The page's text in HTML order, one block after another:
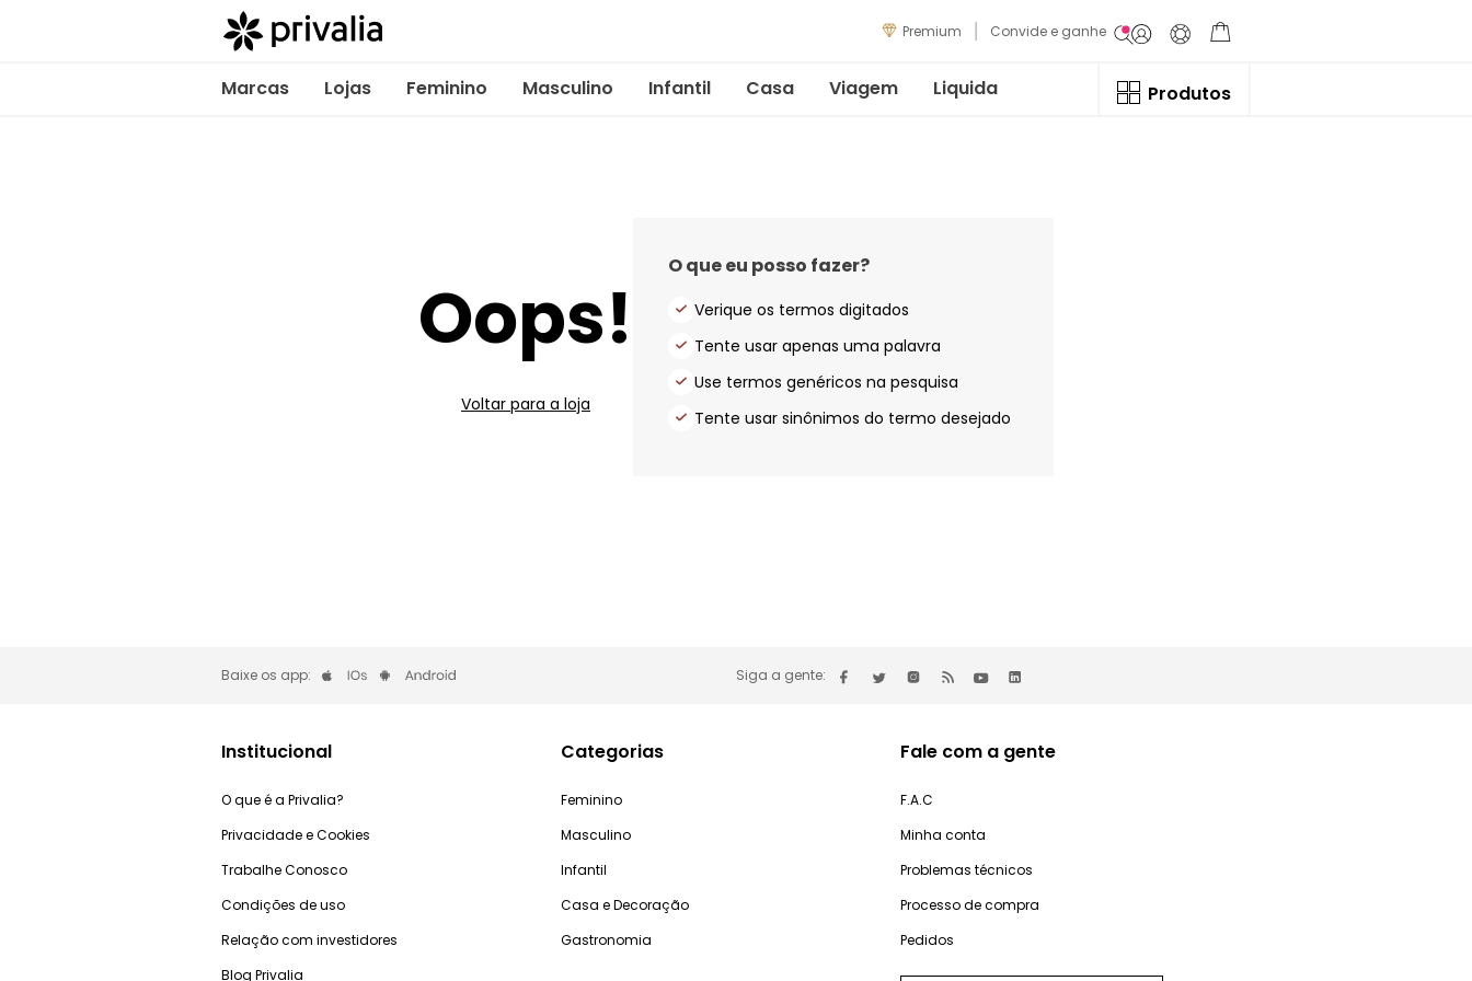
Premium Convide e ganhe
Marcas Lojas Feminino Masculino Infantil Casa Viagem Liquida Produtos
Oops!
Voltar para a loja
O que eu posso fazer?
Verique os termos digitados
Tente usar apenas uma palavra
Use termos genéricos na pesquisa
Tente usar sinônimos do termo desejado
Baixe os app: Siga a gente:
Institucional
O que é a Privalia?
Privacidade e Cookies
Trabalhe Conosco
Condições de uso
Relação com investidores
Blog Privalia
Categorias
Feminino
Masculino
Infantil
Casa e Decoração
Gastronomia
Fale com a gente
F.A.C
Minha conta
Problemas técnicos
Processo de compra
Pedidos